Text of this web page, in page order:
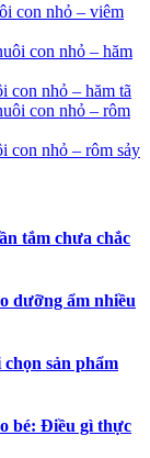
con nhỏ – viêm
con nhỏ – hăm tã
con nhỏ – rôm sảy
tắm chưa chắc
dưỡng ẩm nhiều
sản phẩm
bé: Điều gì thực